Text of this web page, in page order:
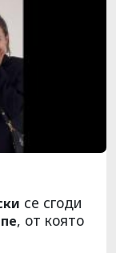
се сгоди
, от която